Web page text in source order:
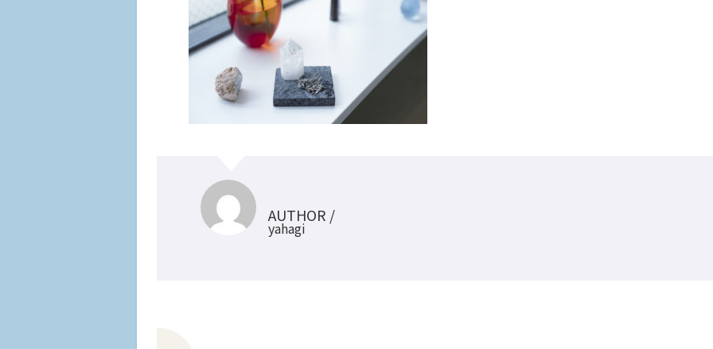
AUTHOR /
yahagi